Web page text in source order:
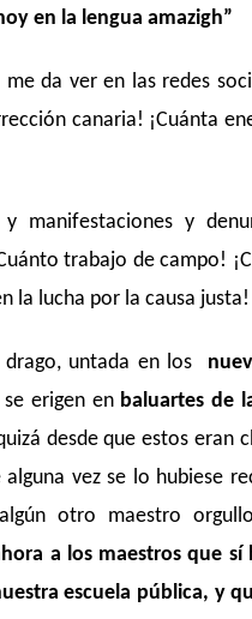
en la lengua amazigh”
me da ver en las redes
canaria! ¡Cuánta
y manifestaciones y
trabajo de campo!
la lucha por la causa justa!
drago, untada en los
se erigen en baluartes de
desde que estos eran
alguna vez se lo hubiese
otro maestro
a los maestros que
escuela pública, y